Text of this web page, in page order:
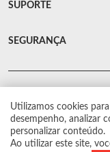
Utilizamos cookies
desempenho, analizar
personalizar conteúdo.
Ao utilizar este site,
SUPORTE
SEGURANÇA
© Arsenal
Proibida reprodução total